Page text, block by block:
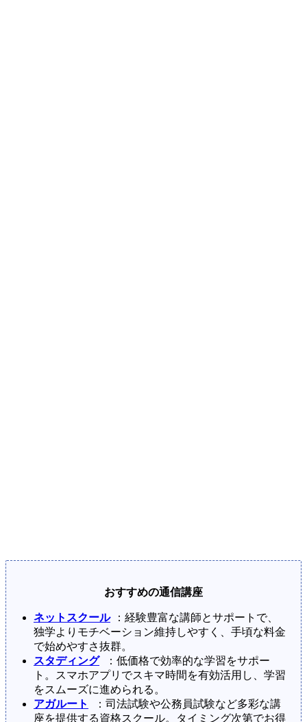
おすすめの通信講座
ネットスクール
：経験豊富な講師とサポートで、
独学よりモチベーション維持しやすく、手頃な料金
で始めやすさ抜群。
スタディング
：低価格で効率的な学習をサポー
ト。スマホアプリでスキマ時間を有効活用し、学習
をスムーズに進められる。
アガルート
：司法試験や公務員試験など多彩な講
座を提供する資格スクール。タイミング次第でお得